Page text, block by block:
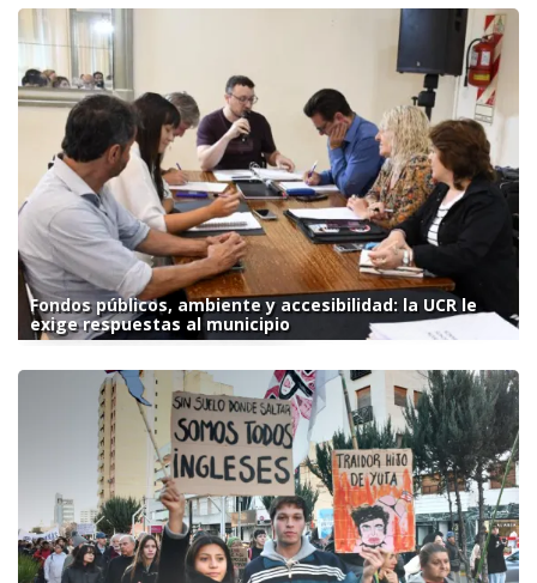
Fondos públicos, ambiente y accesibilidad: la UCR le
exige respuestas al municipio